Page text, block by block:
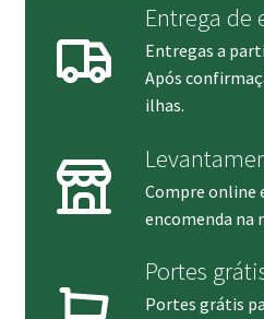
Entrega de
Entregas a
Após
ilhas.
Compre online
encomenda na
Portes
Portes grátis